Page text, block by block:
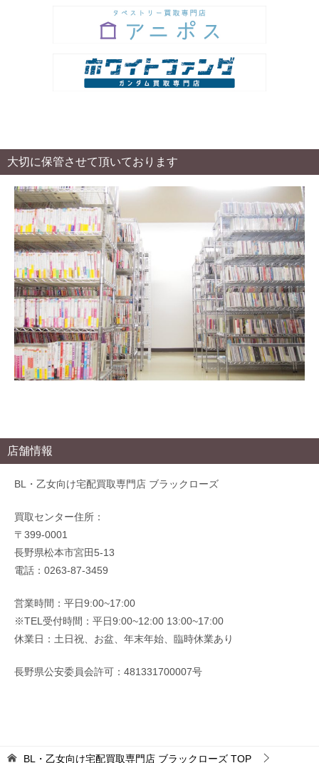
大切に保管させて頂いております
店舗情報
BL・乙女向け宅配買取専門店 ブラックローズ
買取センター住所：
〒399-0001
長野県松本市宮田5-13
電話：0263-87-3459
営業時間：平日9:00~17:00
※TEL受付時間：平日9:00~12:00 13:00~17:00
休業日：土日祝、お盆、年末年始、臨時休業あり
長野県公安委員会許可：481331700007号
BL・乙女向け宅配買取専門店 ブラックローズ TOP